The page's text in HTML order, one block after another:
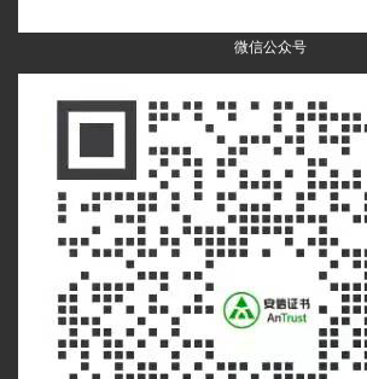
微信公众号